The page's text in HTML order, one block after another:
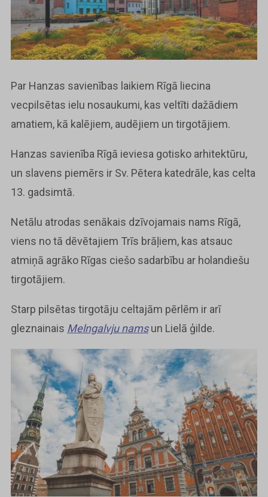
Par Hanzas savienības laikiem Rīgā liecina
vecpilsētas ielu nosaukumi, kas veltīti dažādiem
amatiem, kā kalējiem, audējiem un tirgotājiem.
Hanzas savienība Rīgā ieviesa gotisko arhitektūru,
un slavens piemērs ir Sv. Pētera katedrāle, kas celta
13. gadsimtā.
Netālu atrodas senākais dzīvojamais nams Rīgā,
viens no tā dēvētajiem Trīs brāļiem, kas atsauc
atmiņā agrāko Rīgas ciešo sadarbību ar holandiešu
tirgotājiem.
Starp pilsētas tirgotāju celtajām pērlēm ir arī
gleznainais Melngalvju namsun Lielā ģilde.